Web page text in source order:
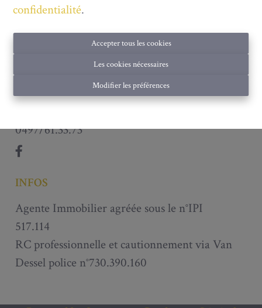
confidentialité.
Accepter tous les cookies
Les cookies nécessaires
Modifier les préférences
Les Boucats 91
6890 Redu
0497/61.33.73
INFOS
Agente Immobilier agréée sous le n°IPI
517.114
RC professionnelle et cautionnement via Van
Dessel police n°730.390.160